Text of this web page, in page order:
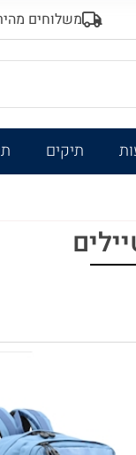
משלוחים
תיקים